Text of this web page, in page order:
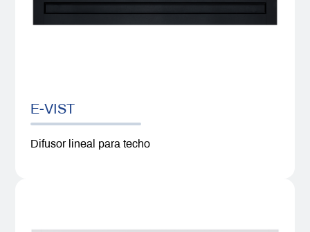
E-VIST
Difusor lineal para techo